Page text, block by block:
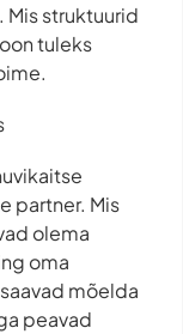
struktuurid
tuleks
partner. Mis
olema
oma
mõelda
peavad